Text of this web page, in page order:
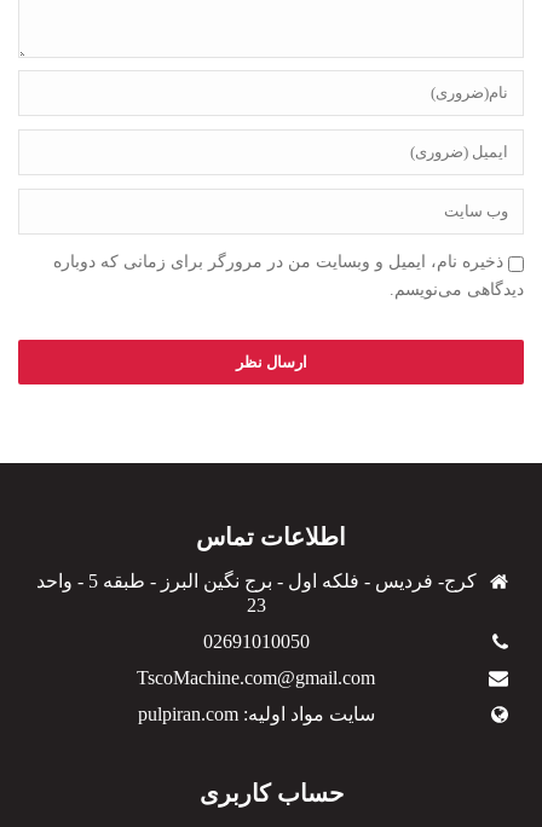
ذخیره نام، ایمیل و وبسایت من در مرورگر برای زمانی که دوباره
دیدگاهی می‌نویسم.
اطلاعات تماس
کرج- فردیس - فلکه اول - برج نگین البرز - طبقه 5 - واحد
23
02691010050
TscoMachine.com@gmail.com
سایت مواد اولیه: pulpiran.com
حساب کاربری